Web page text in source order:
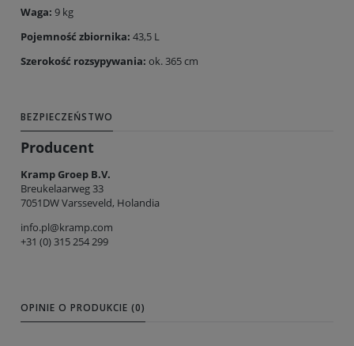
Waga: 9 kg
Pojemność zbiornika: 43,5 L
Szerokość rozsypywania: ok. 365 cm
BEZPIECZEŃSTWO
Producent
Kramp Groep B.V.
Breukelaarweg 33
7051DW Varsseveld, Holandia
info.pl@kramp.com
+31 (0) 315 254 299
OPINIE O PRODUKCIE (0)